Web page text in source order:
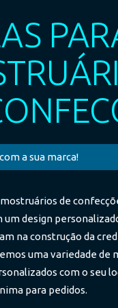
a sua marca!
de
design
na construção da
uma variedade de
com o seu
para pedidos.